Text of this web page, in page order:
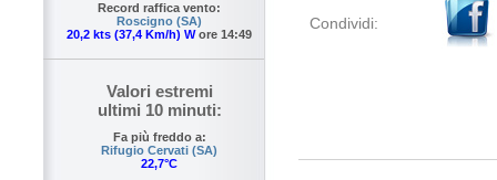
Record raffica vento:
Roscigno (SA)
20,2 kts (37,4 Km/h) Wore 14:49
Valori estremi
ultimi 10 minuti:
Fa più freddo a:
Rifugio Cervati (SA)
22,7°C
Condividi: